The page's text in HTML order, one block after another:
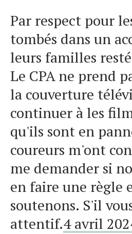
Par respect pour
tombés dans un
leurs familles
Le CPA ne prend
la couverture
continuer à les
qu'ils sont en
coureurs m'ont
me demander si
en faire une règle
soutenons. S'il
attentif.4 avril